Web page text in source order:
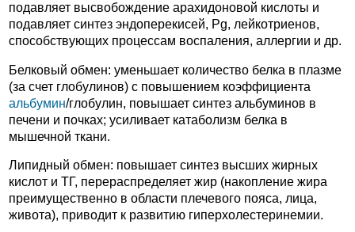
подавляет высвобождение арахидоновой кислоты и
подавляет синтез эндоперекисей, Pg, лейкотриенов,
способствующих процессам воспаления, аллергии и др.
Белковый обмен: уменьшает количество белка в плазме
(за счет глобулинов) с повышением коэффициента
альбумин/глобулин, повышает синтез альбуминов в
печени и почках; усиливает катаболизм белка в
мышечной ткани.
Липидный обмен: повышает синтез высших жирных
кислот и ТГ, перераспределяет жир (накопление жира
преимущественно в области плечевого пояса, лица,
живота), приводит к развитию гиперхолестеринемии.